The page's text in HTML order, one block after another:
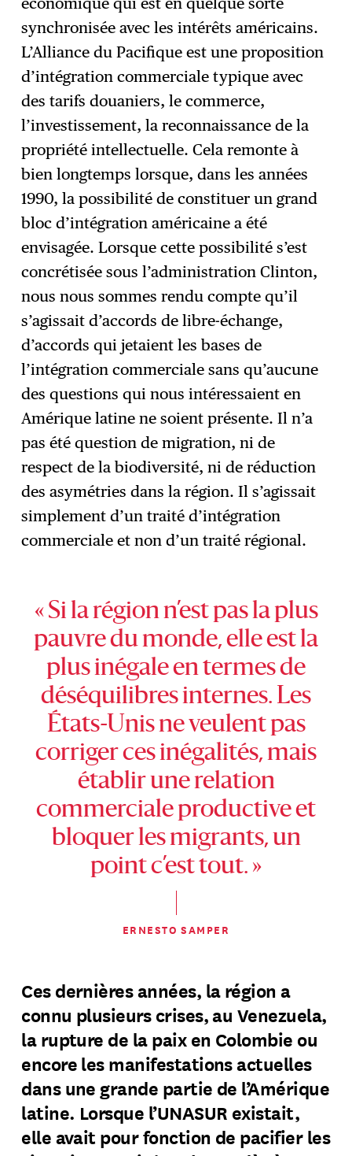
synchronisée avec les intérêts américains.
L’Alliance du Pacifique est une proposition
d’intégration commerciale typique avec
des tarifs douaniers, le commerce,
l’investissement, la reconnaissance de la
propriété intellectuelle. Cela remonte à
bien longtemps lorsque, dans les années
1990, la possibilité de constituer un grand
bloc d’intégration américaine a été
envisagée. Lorsque cette possibilité s’est
concrétisée sous l’administration Clinton,
nous nous sommes rendu compte qu’il
s’agissait d’accords de libre-échange,
d’accords qui jetaient les bases de
l’intégration commerciale sans qu’aucune
des questions qui nous intéressaient en
Amérique latine ne soient présente. Il n’a
pas été question de migration, ni de
respect de la biodiversité, ni de réduction
des asymétries dans la région. Il s’agissait
simplement d’un traité d’intégration
commerciale et non d’un traité régional.
« Si la région n’est pas la plus
pauvre du monde, elle est la
plus inégale en termes de
déséquilibres internes. Les
États-Unis ne veulent pas
corriger ces inégalités, mais
établir une relation
commerciale productive et
bloquer les migrants, un
point c’est tout. »
ERNESTO SAMPER
Ces dernières années, la région a
connu plusieurs crises, au Venezuela,
la rupture de la paix en Colombie ou
encore les manifestations actuelles
dans une grande partie de l’Amérique
latine. Lorsque l’UNASUR existait,
elle avait pour fonction de pacifier les